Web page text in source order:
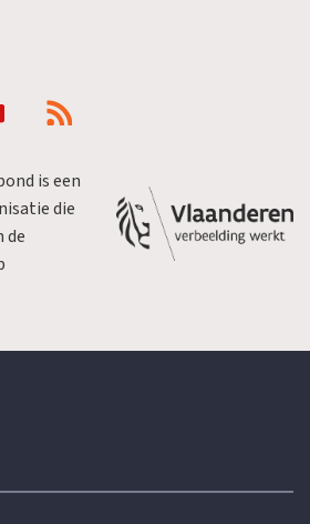
is een
die
de